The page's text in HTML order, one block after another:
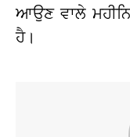
ਆਉਣ ਵਾਲੇ
ਹੈ।